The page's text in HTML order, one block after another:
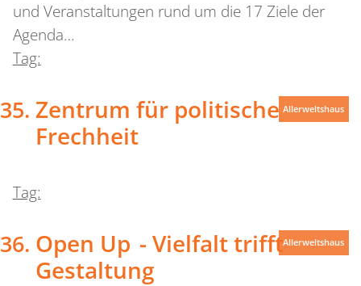
und Veranstaltungen rund um die 17 Ziele der
Agenda…
Tag:
Zentrum für politische
Frechheit
Tag:
Allerweltshaus
Open Up - Vielfalt trifft
Gestaltung
Allerweltshaus